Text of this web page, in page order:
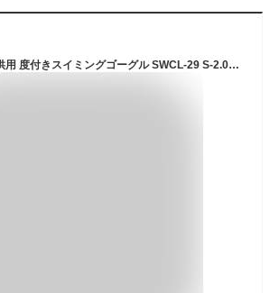
[スワンズ] 日本製 子供用 度付きスイミングゴーグル SWCL-29 S-2.00 PIN ピンク 99.9%紫外線カット 水泳 ×2 + SW-29、SW-29用度付交換レンズ SWCL-29専用 パーツセット PS-29 PIN ピンク